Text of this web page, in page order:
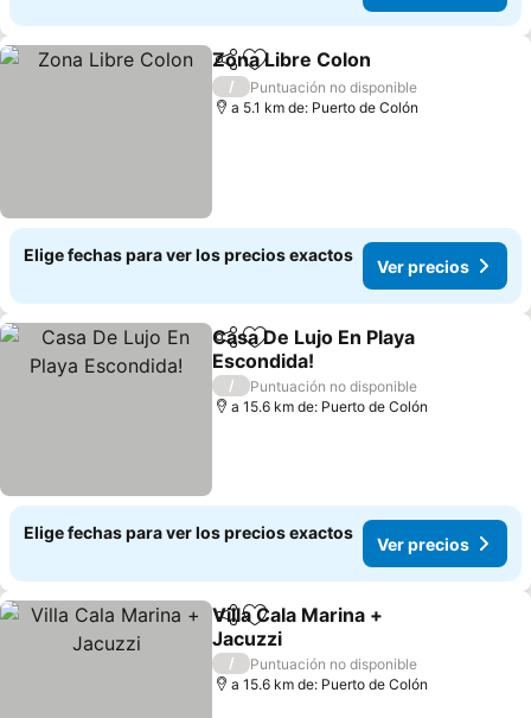
CompartirAgregar a favoritos
Zona Libre Colon
/
Puntuación no disponible
a 5.1 km de: Puerto de Colón
Elige fechas para ver los precios exactos
Ver precios
CompartirAgregar a favoritos
Casa De Lujo En Playa
Escondida!
/
Puntuación no disponible
a 15.6 km de: Puerto de Colón
Elige fechas para ver los precios exactos
Ver precios
CompartirAgregar a favoritos
Villa Cala Marina +
Jacuzzi
/
Puntuación no disponible
a 15.6 km de: Puerto de Colón